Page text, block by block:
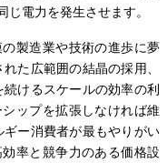
電力を発生させます。
製造業や技術の進歩に夢
た広範囲の結晶の採用、
けるスケールの効率の利
ップを拡張しなければ維
ー消費者が最もやりがい
率と競争力のある価格設